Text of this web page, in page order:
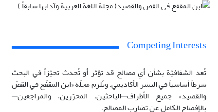
Competing Interests
تُعد الشفافيّة بشأن أي مصالح قد تؤثر أو تُحدث تحيّزاً في البحث
شرطاً أساسياً في النشر الأكاديمي. وتُلزم مجلّة «ابن المقفّع في القصّ
والقصيد» جميع الأطراف—الباحثين، المحرّرين، والمراجعين—
بالإفصاح الكامل عن تضارب المصالح.